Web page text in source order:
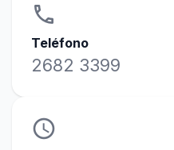
phone
Teléfono
2682 3399
access_time